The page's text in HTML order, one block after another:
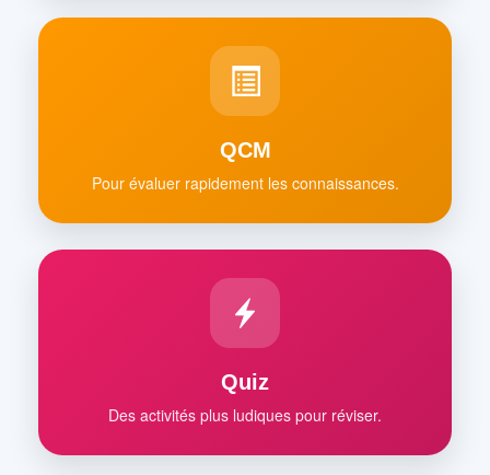
QCM
Pour évaluer rapidement les connaissances.
Quiz
Des activités plus ludiques pour réviser.